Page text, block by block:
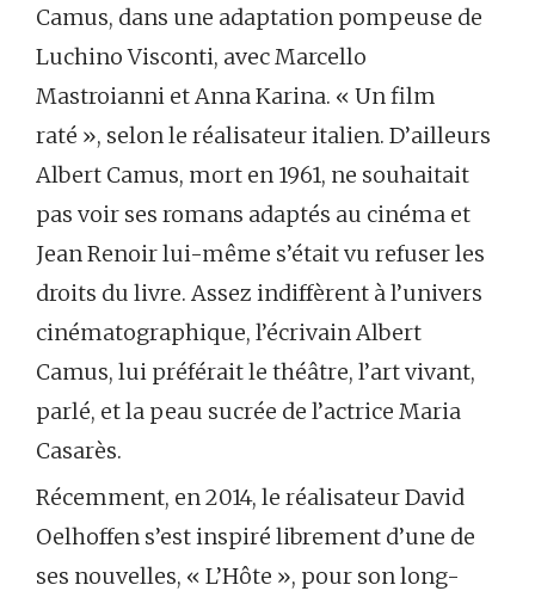
Camus, dans une adaptation pompeuse de
Luchino Visconti, avec Marcello
Mastroianni et Anna Karina. « Un film
raté », selon le réalisateur italien. D’ailleurs
Albert Camus, mort en 1961, ne souhaitait
pas voir ses romans adaptés au cinéma et
Jean Renoir lui-même s’était vu refuser les
droits du livre. Assez indiffèrent à l’univers
cinématographique, l’écrivain Albert
Camus, lui préférait le théâtre, l’art vivant,
parlé, et la peau sucrée de l’actrice Maria
Casarès.
Récemment, en 2014, le réalisateur David
Oelhoffen s’est inspiré librement d’une de
ses nouvelles, « L’Hôte », pour son long-